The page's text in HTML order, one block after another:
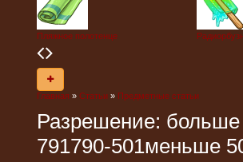
Пляжное полотенце
Главная » Статьи » Предметные статьи
Разрешение: больше
791790-501меньше